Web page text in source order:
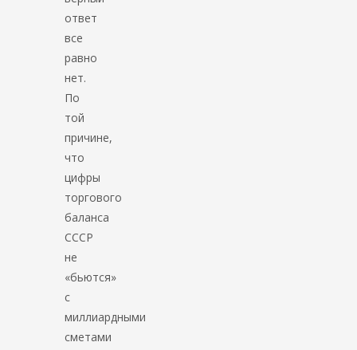
ответ
все
равно
нет.
По
той
причине,
что
цифры
торгового
баланса
СССР
не
«бьются»
с
миллиардными
сметами